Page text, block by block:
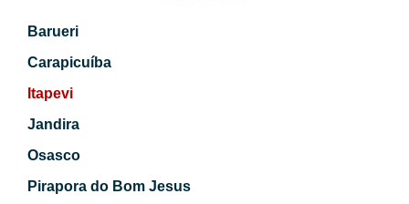
Barueri
Carapicuíba
Itapevi
Jandira
Osasco
Pirapora do Bom Jesus